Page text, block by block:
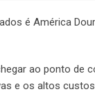
é América
ao ponto de
e os altos